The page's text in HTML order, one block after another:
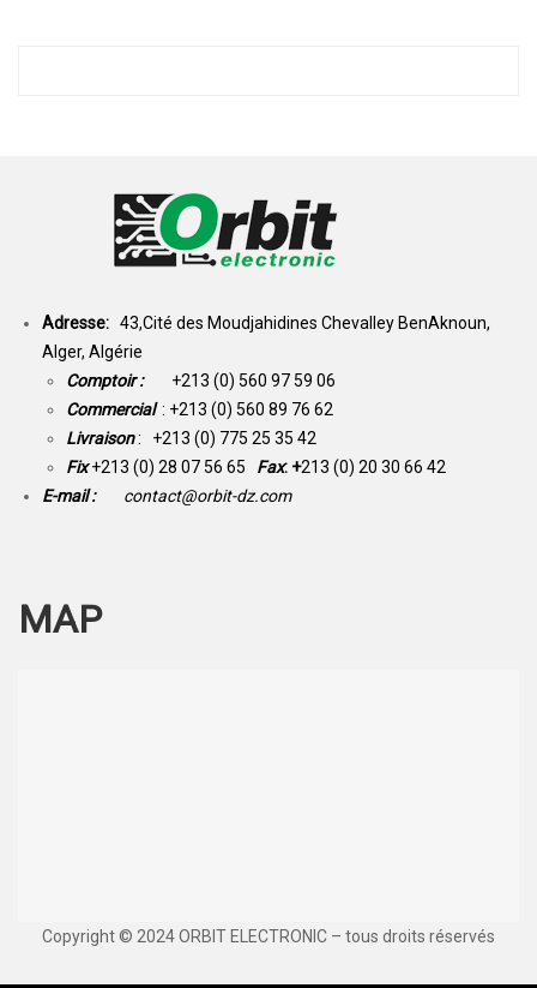
Adresse: 43,Cité des Moudjahidines Chevalley BenAknoun,
Alger, Algérie
Comptoir : +213 (0) 560 97 59 06
Commercial : +213 (0) 560 89 76 62
Livraison: +213 (0) 775 25 35 42
Fix +213 (0) 28 07 56 65 Fax: +213 (0) 20 30 66 42
E-mail :
contact@orbit-dz.com
MAP
Copyright © 2024 ORBIT ELECTRONIC – tous droits réservés